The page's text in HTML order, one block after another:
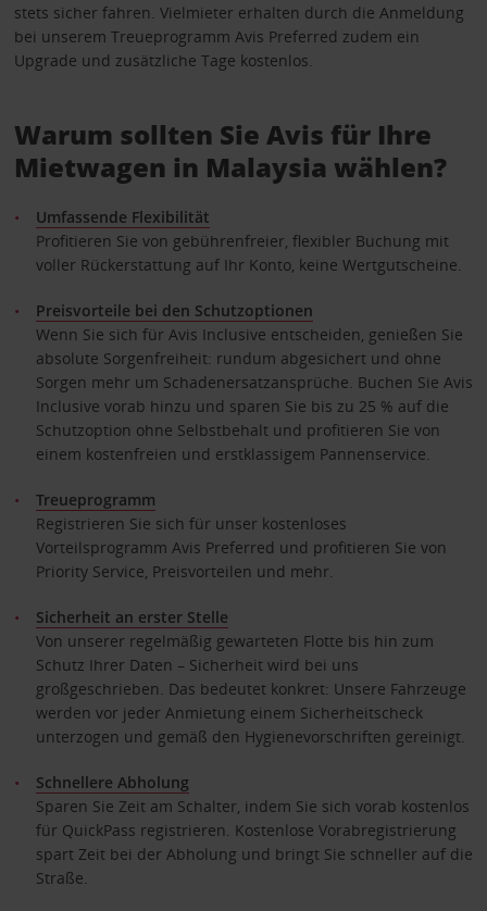
stets sicher fahren. Vielmieter erhalten durch die Anmeldung
bei unserem Treueprogramm Avis Preferred zudem ein
Upgrade und zusätzliche Tage kostenlos.
Warum sollten Sie Avis für Ihre
Mietwagen in Malaysia wählen?
Umfassende Flexibilität
Profitieren Sie von gebührenfreier, flexibler Buchung mit
voller Rückerstattung auf Ihr Konto, keine Wertgutscheine.
Preisvorteile bei den Schutzoptionen
Wenn Sie sich für Avis Inclusive entscheiden, genießen Sie
absolute Sorgenfreiheit: rundum abgesichert und ohne
Sorgen mehr um Schadenersatzansprüche. Buchen Sie Avis
Inclusive vorab hinzu und sparen Sie bis zu 25 % auf die
Schutzoption ohne Selbstbehalt und profitieren Sie von
einem kostenfreien und erstklassigem Pannenservice.
Treueprogramm
Registrieren Sie sich für unser kostenloses
Vorteilsprogramm Avis Preferred und profitieren Sie von
Priority Service, Preisvorteilen und mehr.
Sicherheit an erster Stelle
Von unserer regelmäßig gewarteten Flotte bis hin zum
Schutz Ihrer Daten – Sicherheit wird bei uns
großgeschrieben. Das bedeutet konkret: Unsere Fahrzeuge
werden vor jeder Anmietung einem Sicherheitscheck
unterzogen und gemäß den Hygienevorschriften gereinigt.
Schnellere Abholung
Sparen Sie Zeit am Schalter, indem Sie sich vorab kostenlos
für QuickPass registrieren. Kostenlose Vorabregistrierung
spart Zeit bei der Abholung und bringt Sie schneller auf die
Straße.